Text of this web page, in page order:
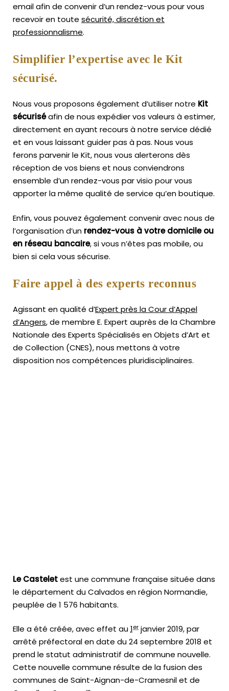
email afin de convenir d’un rendez-vous pour vous
recevoir en toute sécurité, discrétion et
professionnalisme.
Simplifier l’expertise avec le Kit
sécurisé.
Nous vous proposons également d’utiliser notre Kit
sécuriséafin de nous expédier vos valeurs à estimer,
directement en ayant recours à notre service dédié
et en vous laissant guider pas à pas. Nous vous
ferons parvenir le Kit, nous vous alerterons dès
réception de vos biens et nous conviendrons
ensemble d’un rendez-vous par visio pour vous
apporter la même qualité de service qu’en boutique.
Enfin, vous pouvez également convenir avec nous de
l’organisation d’un rendez-vous à votre domicile ou
en réseau bancaire, si vous n’êtes pas mobile, ou
bien si cela vous sécurise.
Faire appel à des experts reconnus
Agissant en qualité d’Expert près la Cour d’Appel
d’Angers, de membre E. Expert auprès de laChambre
Nationale des Experts Spécialisés en Objets d’Art et
de Collection (CNES),nous mettons à votre
disposition nos compétences pluridisciplinaires.
Le Casteletest une commune française située dans
le département du Calvados en région Normandie,
peuplée de 1 576 habitants.
Elle a été créée, avec effet au1er janvier 2019, par
arrêté préfectoral en date du24 septembre 2018 et
prend le statut administratif de commune nouvelle.
Cette nouvelle commune résulte de la fusion des
communes de Saint-Aignan-de-Cramesnil et de